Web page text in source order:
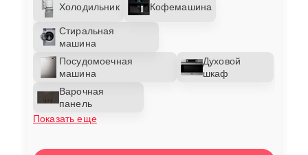
Холодильник Кофемашина
Стиральная
машина
Посудомоечная
машина
Духовой
шкаф
Варочная
панель
Показать еще